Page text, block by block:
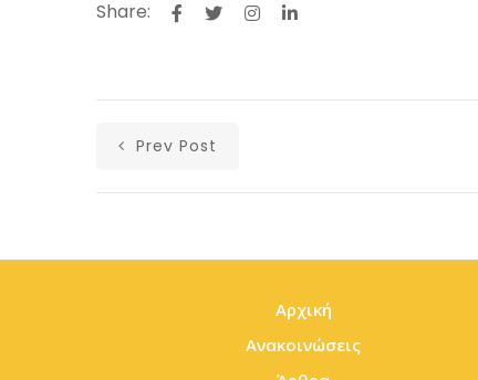
Share:
Prev Post
Αρχική
Ανακοινώσεις